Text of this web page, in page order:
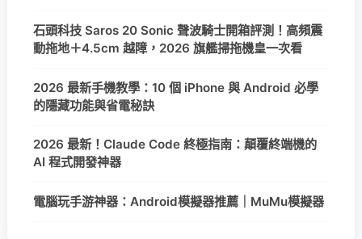
石頭科技 Saros 20 Sonic 聲波騎士開箱評測！高頻震
動拖地＋4.5cm 越障，2026 旗艦掃拖機皇一次看
2026 最新手機教學：10 個 iPhone 與 Android 必學
的隱藏功能與省電秘訣
2026 最新！Claude Code 終極指南：顛覆終端機的
AI 程式開發神器
電腦玩手游神器：Android模擬器推薦｜MuMu模擬器